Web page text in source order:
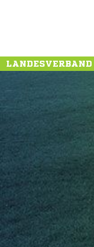
LANDESVERBAND